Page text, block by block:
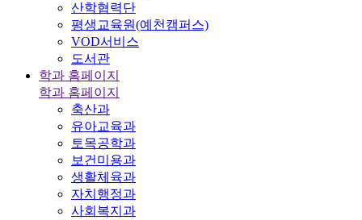
산학협력단
평생교육원(예천캠퍼스)
VOD서비스
도서관
학과 홈페이지
학과 홈페이지
축산과
유아교육과
토목공학과
보건미용과
생활체육과
자치행정과
사회복지과